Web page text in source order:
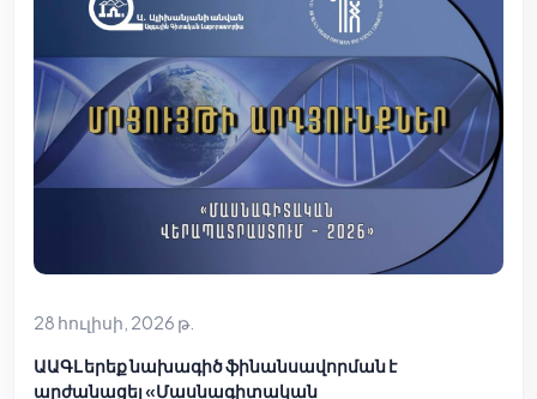
28 հուլիսի, 2026 թ.
ԱԱԳԼ երեք նախագիծ ֆինանսավորման է
արժանացել «Մասնագիտական